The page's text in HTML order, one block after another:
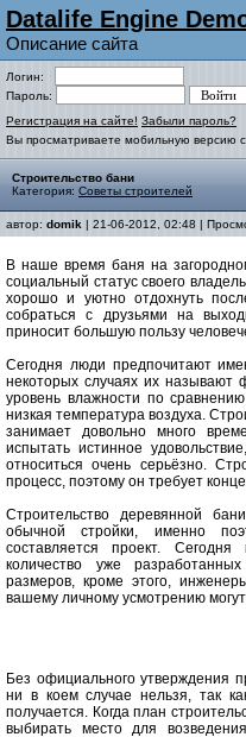
Datalife Engine
Описание сайта
Логин:
Пароль:
Регистрация на сайте! Забыли пароль?
Вы просматриваете мобильную версию
Строительство бани
Категория: Советы строителей
автор: domik | 21-06-2012, 02:48 |
В наше время баня на
социальный статус своего
хорошо и уютно отдохнуть
собраться с друзьями на
приносит большую пользу
Сегодня люди предпочитают
некоторых случаях их называют
уровень влажности по
низкая температура воздуха.
занимает довольно много
испытать истинное
относиться очень серьёзно.
процесс, поэтому он требует
Строительство деревянной
обычной стройки, именно
составляется проект.
количество уже
размеров, кроме этого,
вашему личному усмотрению
Без официального утверждения
ни в коем случае нельзя, так
получается. Когда план
выбирать место для